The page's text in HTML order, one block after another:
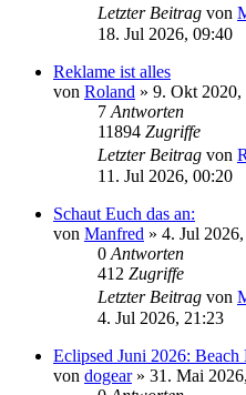
Letzter Beitrag von
18. Jul 2026, 09:40
Reklame ist alles
von Roland » 9. Okt 2020,
7 Antworten
11894 Zugriffe
Letzter Beitrag von
11. Jul 2026, 00:20
Schaut Euch das an:
von Manfred » 4. Jul
0 Antworten
412 Zugriffe
Letzter Beitrag von
4. Jul 2026, 21:23
Eclipsed Juni 2026: Beach
von dogear» 31. Mai